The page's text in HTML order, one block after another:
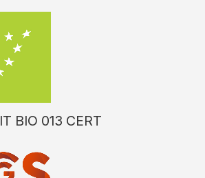
IT BIO 013 CERT